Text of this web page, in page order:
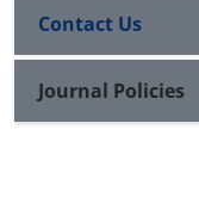
Contact Us
Journal Policies